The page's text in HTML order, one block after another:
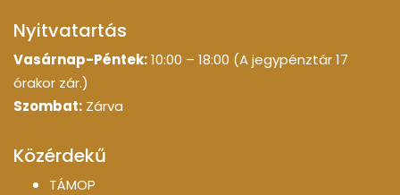
Nyitvatartás
Vasárnap-Péntek:10:00 – 18:00 (A jegypénztár 17
órakor zár.)
Szombat: Zárva
Közérdekű
TÁMOP